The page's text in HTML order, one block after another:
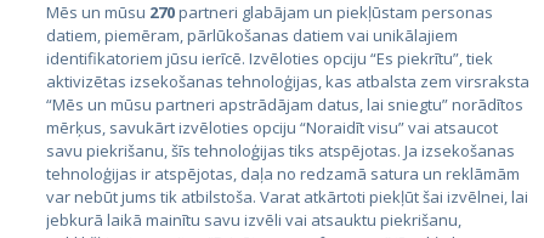
Valstis
Igaunija
Latvija
Lietuva
Mēs un mūsu 270partneri glabājam un piekļūstam personas
datiem, piemēram, pārlūkošanas datiem vai unikālajiem
identifikatoriem jūsu ierīcē. Izvēloties opciju “Es piekrītu”, tiek
aktivizētas izsekošanas tehnoloģijas, kas atbalsta zem virsraksta
“Mēs un mūsu partneri apstrādājam datus, lai sniegtu” norādītos
mērķus, savukārt izvēloties opciju “Noraidīt visu” vai atsaucot
savu piekrišanu, šīs tehnoloģijas tiks atspējotas. Ja izsekošanas
tehnoloģijas ir atspējotas, daļa no redzamā satura un reklāmām
var nebūt jums tik atbilstoša. Varat atkārtoti piekļūt šai izvēlnei, lai
jebkurā laikā mainītu savu izvēli vai atsauktu piekrišanu,